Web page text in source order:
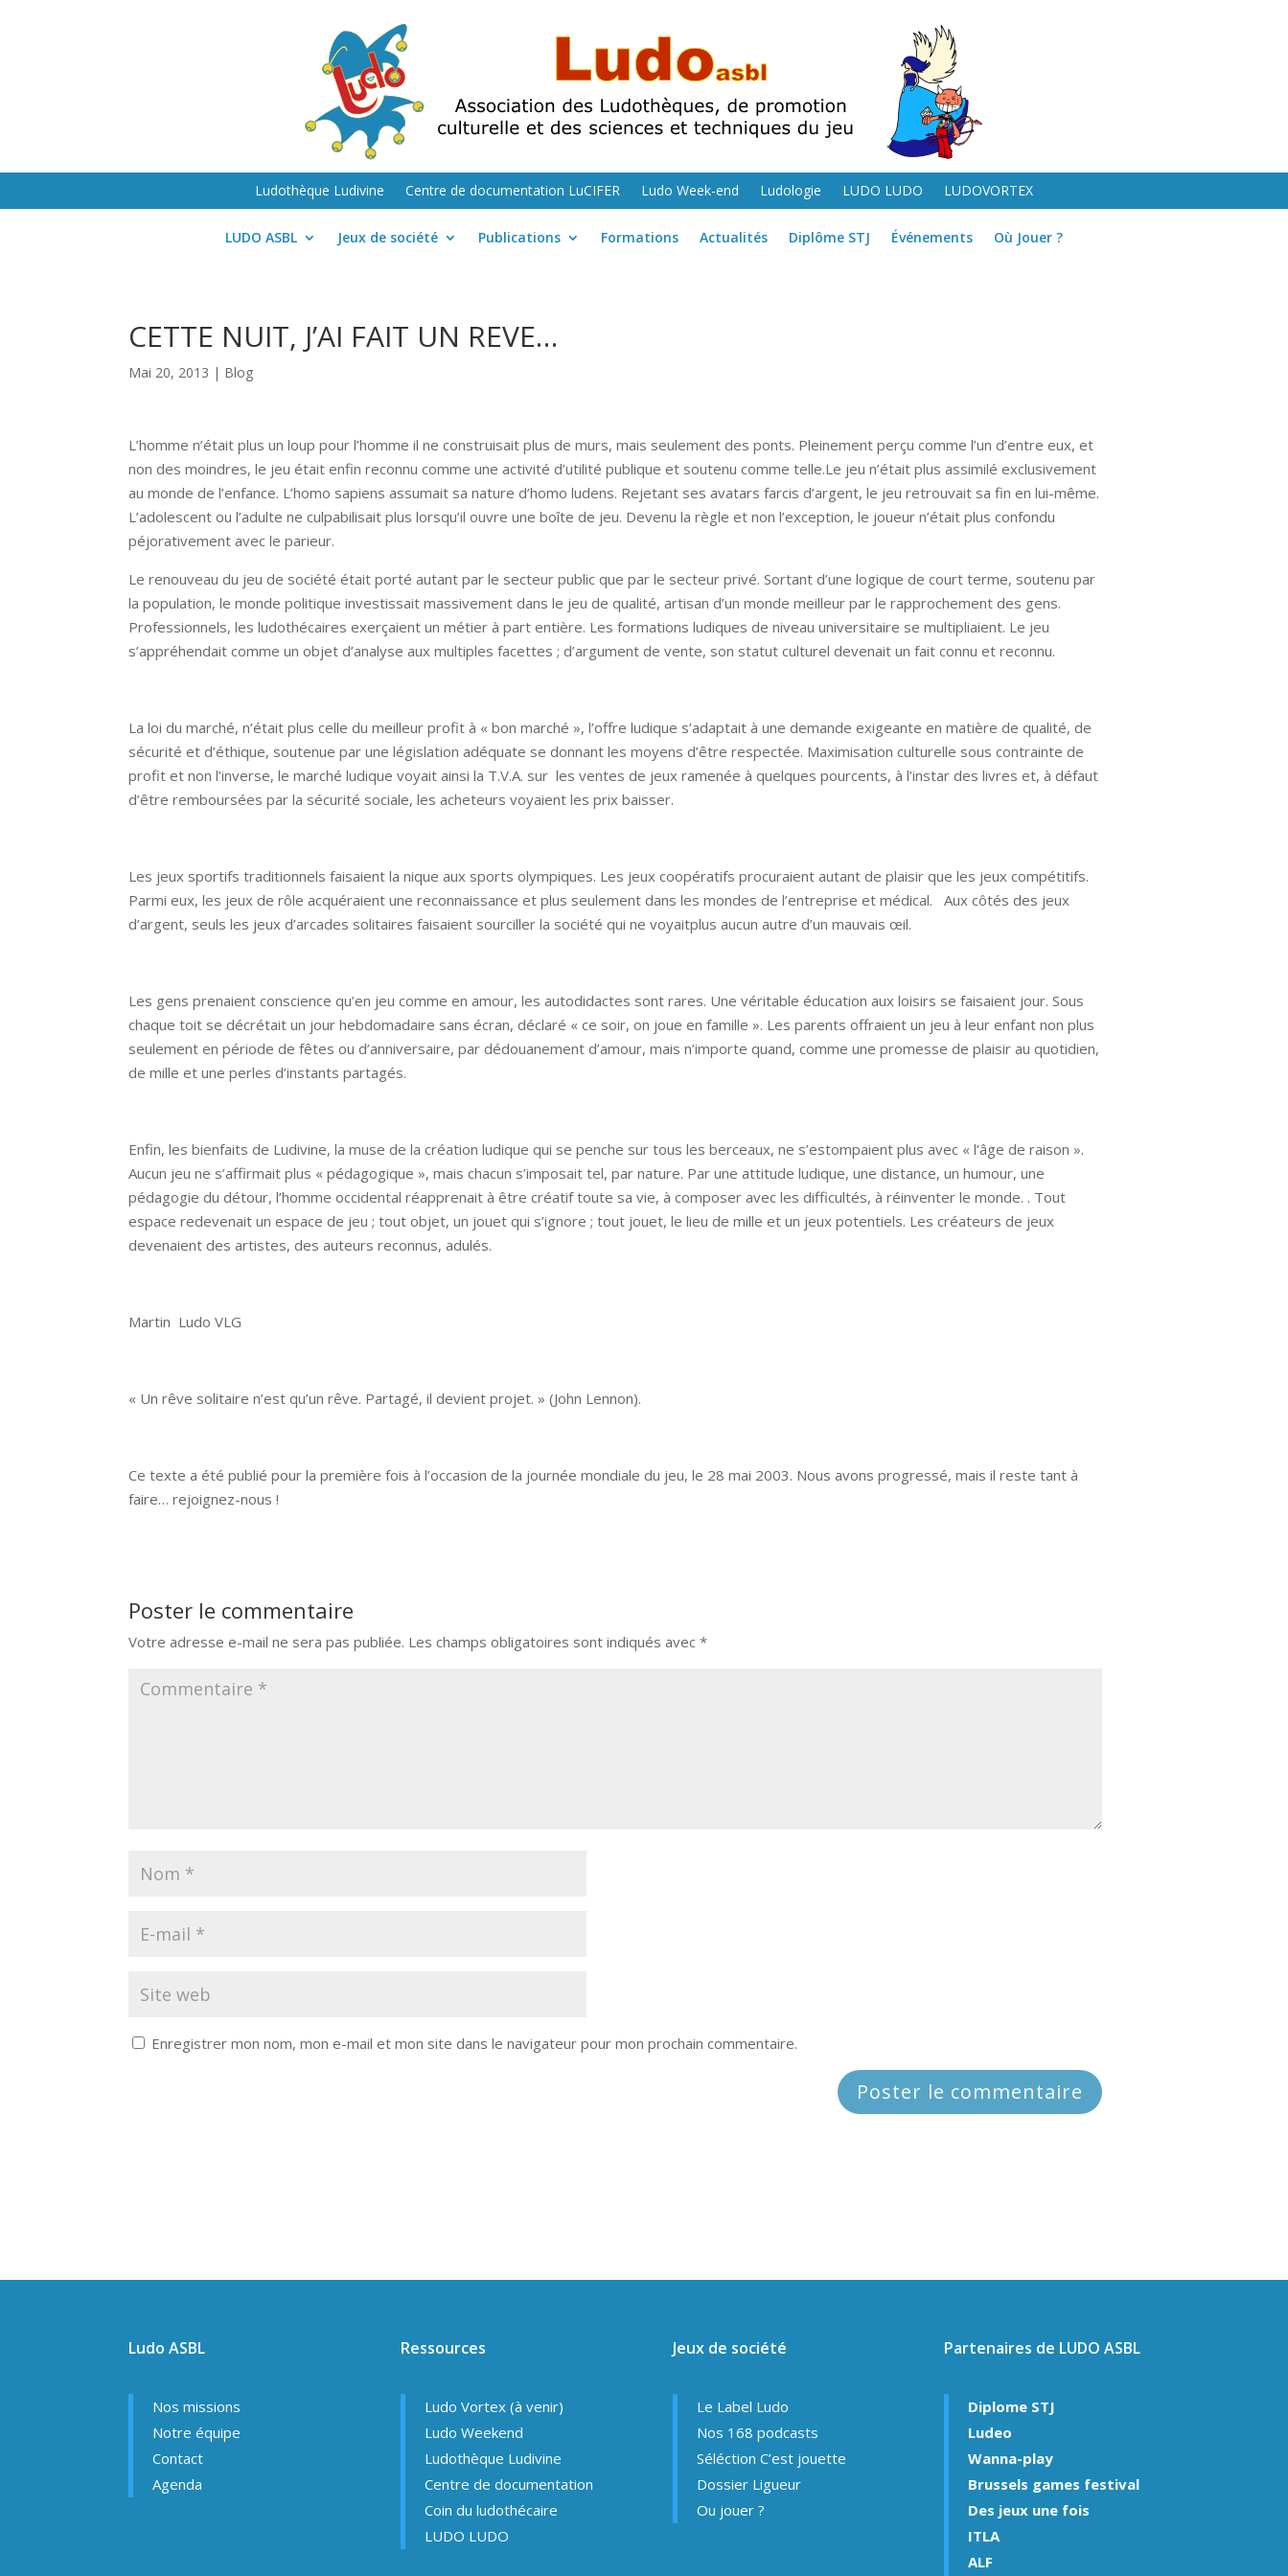
Ludothèque Ludivine Centre de documentation LuCIFER Ludo Week-end Ludologie LUDO LUDO LUDOVORTEX
LUDO ASBL Jeux de société Publications Formations Actualités Diplôme STJ Événements Où Jouer ?
CETTE NUIT, J’AI FAIT UN REVE…
Mai 20, 2013 | Blog
L’homme n’était plus un loup pour l’homme il ne construisait plus de murs, mais seulement des ponts. Pleinement perçu comme l’un d’entre eux, et
non des moindres, le jeu était enfin reconnu comme une activité d’utilité publique et soutenu comme telle.Le jeu n’était plus assimilé exclusivement
au monde de l’enfance. L’homo sapiens assumait sa nature d’homo ludens. Rejetant ses avatars farcis d’argent, le jeu retrouvait sa fin en lui-même.
L’adolescent ou l’adulte ne culpabilisait plus lorsqu’il ouvre une boîte de jeu. Devenu la règle et non l’exception, le joueur n’était plus confondu
péjorativement avec le parieur.
Le renouveau du jeu de société était porté autant par le secteur public que par le secteur privé. Sortant d’une logique de court terme, soutenu par
la population, le monde politique investissait massivement dans le jeu de qualité, artisan d’un monde meilleur par le rapprochement des gens.
Professionnels, les ludothécaires exerçaient un métier à part entière. Les formations ludiques de niveau universitaire se multipliaient. Le jeu
s’appréhendait comme un objet d’analyse aux multiples facettes ; d’argument de vente, son statut culturel devenait un fait connu et reconnu.
La loi du marché, n’était plus celle du meilleur profit à « bon marché », l’offre ludique s’adaptait à une demande exigeante en matière de qualité, de
sécurité et d’éthique, soutenue par une législation adéquate se donnant les moyens d’être respectée. Maximisation culturelle sous contrainte de
profit et non l’inverse, le marché ludique voyait ainsi la T.V.A. sur les ventes de jeux ramenée à quelques pourcents, à l’instar des livres et, à défaut
d’être remboursées par la sécurité sociale, les acheteurs voyaient les prix baisser.
Les jeux sportifs traditionnels faisaient la nique aux sports olympiques. Les jeux coopératifs procuraient autant de plaisir que les jeux compétitifs.
Parmi eux, les jeux de rôle acquéraient une reconnaissance et plus seulement dans les mondes de l’entreprise et médical. Aux côtés des jeux
d’argent, seuls les jeux d’arcades solitaires faisaient sourciller la société qui ne voyaitplus aucun autre d’un mauvais œil.
Les gens prenaient conscience qu’en jeu comme en amour, les autodidactes sont rares. Une véritable éducation aux loisirs se faisaient jour. Sous
chaque toit se décrétait un jour hebdomadaire sans écran, déclaré « ce soir, on joue en famille ». Les parents offraient un jeu à leur enfant non plus
seulement en période de fêtes ou d’anniversaire, par dédouanement d’amour, mais n’importe quand, comme une promesse de plaisir au quotidien,
de mille et une perles d’instants partagés.
Enfin, les bienfaits de Ludivine, la muse de la création ludique qui se penche sur tous les berceaux, ne s’estompaient plus avec « l’âge de raison ».
Aucun jeu ne s’affirmait plus « pédagogique », mais chacun s’imposait tel, par nature. Par une attitude ludique, une distance, un humour, une
pédagogie du détour, l’homme occidental réapprenait à être créatif toute sa vie, à composer avec les difficultés, à réinventer le monde. . Tout
espace redevenait un espace de jeu ; tout objet, un jouet qui s’ignore ; tout jouet, le lieu de mille et un jeux potentiels. Les créateurs de jeux
devenaient des artistes, des auteurs reconnus, adulés.
Martin Ludo VLG
« Un rêve solitaire n’est qu’un rêve. Partagé, il devient projet. » (John Lennon).
Ce texte a été publié pour la première fois à l’occasion de la journée mondiale du jeu, le 28 mai 2003. Nous avons progressé, mais il reste tant à
faire… rejoignez-nous !
Poster le commentaire
Votre adresse e-mail ne sera pas publiée. Les champs obligatoires sont indiqués avec*
Enregistrer mon nom, mon e-mail et mon site dans le navigateur pour mon prochain commentaire.
Ludo ASBL
Nos missions
Notre équipe
Contact
Agenda
Ressources
Ludo Vortex (à venir)
Ludo Weekend
Ludothèque Ludivine
Centre de documentation
Coin du ludothécaire
LUDO LUDO
Jeux de société
Le Label Ludo
Nos 168 podcasts
Séléction C’est jouette
Dossier Ligueur
Ou jouer ?
Partenaires de LUDO ASBL
Diplome STJ
Ludeo
Wanna-play
Brussels games festival
Des jeux une fois
ITLA
ALF